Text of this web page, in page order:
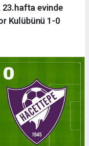
23.hafta evinde
Kulübünü 1-0